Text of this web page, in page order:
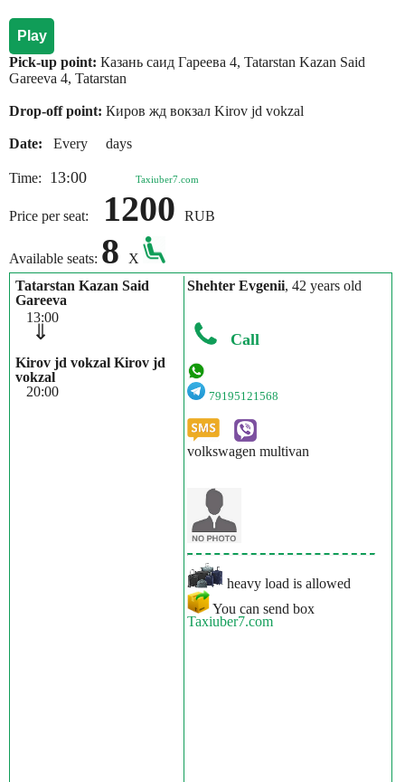
Play
Pick-up point: Казань саид Гареева 4, Tatarstan Kazan Said
Gareeva 4, Tatarstan
Drop-off point: Киров жд вокзал Kirov jd vokzal
Date: Every days
Time: 13:00 Taxiuber7.com
Price per seat: 1200 RUB
Available seats: 8
X
Tatarstan Kazan Said
Gareeva
13:00
⇓
Kirov jd vokzal Kirov jd
vokzal
20:00
Shehter Evgenii, 42 years old
Call
79195121568
volkswagen multivan
heavy load is allowed
You can send box
Taxiuber7.com